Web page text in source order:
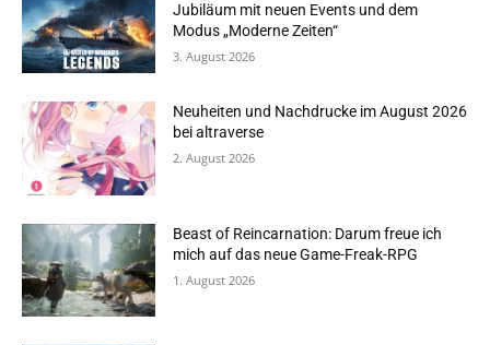
Jubiläum mit neuen Events und dem
Modus „Moderne Zeiten“
3. August 2026
Neuheiten und Nachdrucke im August 2026
bei altraverse
2. August 2026
Beast of Reincarnation: Darum freue ich
mich auf das neue Game-Freak-RPG
1. August 2026